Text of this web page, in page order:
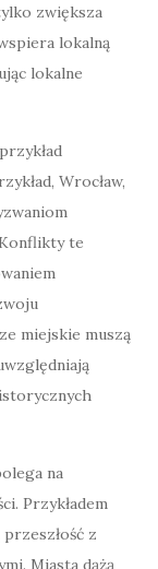
zwiększa
lokalną
lokalne
Wrocław,
te
miejskie muszą
na
Przykładem
z
Miasta dążą